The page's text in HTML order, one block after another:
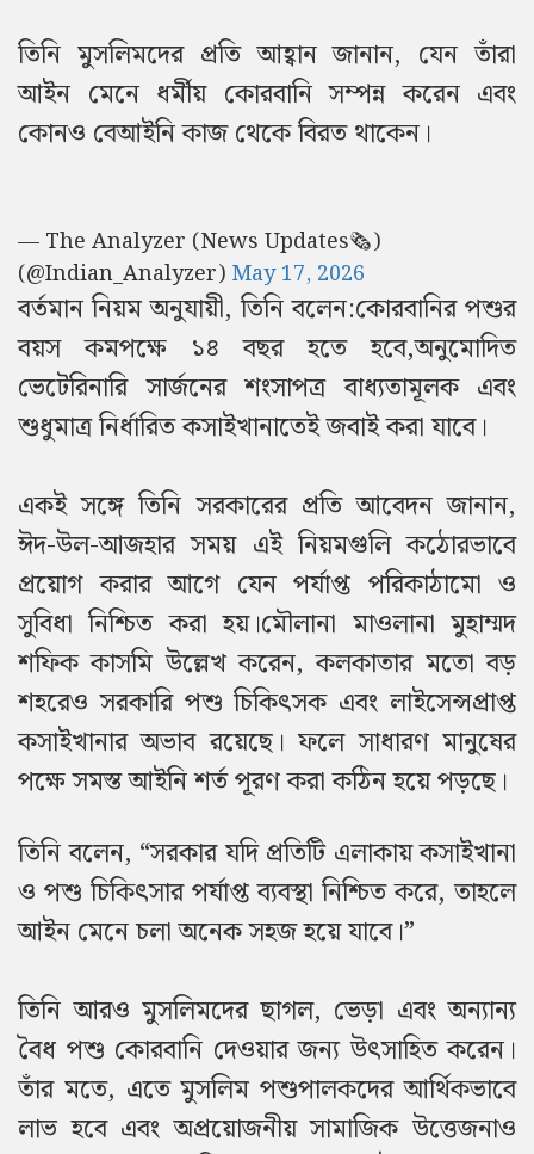
তিনি মুসলিমদের প্রতি আহ্বান জানান, যেন তাঁরা
আইন মেনে ধর্মীয় কোরবানি সম্পন্ন করেন এবং
কোনও বেআইনি কাজ থেকে বিরত থাকেন।
— The Analyzer (News Updates🗞️)
(@Indian_Analyzer) May 17, 2026
বর্তমান নিয়ম অনুযায়ী, তিনি বলেন:কোরবানির পশুর
বয়স কমপক্ষে ১৪ বছর হতে হবে,অনুমোদিত
ভেটেরিনারি সার্জনের শংসাপত্র বাধ্যতামূলক এবং
শুধুমাত্র নির্ধারিত কসাইখানাতেই জবাই করা যাবে।
একই সঙ্গে তিনি সরকারের প্রতি আবেদন জানান,
ঈদ-উল-আজহার সময় এই নিয়মগুলি কঠোরভাবে
প্রয়োগ করার আগে যেন পর্যাপ্ত পরিকাঠামো ও
সুবিধা নিশ্চিত করা হয়।মৌলানা মাওলানা মুহাম্মদ
শফিক কাসমি উল্লেখ করেন, কলকাতার মতো বড়
শহরেও সরকারি পশু চিকিৎসক এবং লাইসেন্সপ্রাপ্ত
কসাইখানার অভাব রয়েছে। ফলে সাধারণ মানুষের
পক্ষে সমস্ত আইনি শর্ত পূরণ করা কঠিন হয়ে পড়ছে।
তিনি বলেন, “সরকার যদি প্রতিটি এলাকায় কসাইখানা
ও পশু চিকিৎসার পর্যাপ্ত ব্যবস্থা নিশ্চিত করে, তাহলে
আইন মেনে চলা অনেক সহজ হয়ে যাবে।”
তিনি আরও মুসলিমদের ছাগল, ভেড়া এবং অন্যান্য
বৈধ পশু কোরবানি দেওয়ার জন্য উৎসাহিত করেন।
তাঁর মতে, এতে মুসলিম পশুপালকদের আর্থিকভাবে
লাভ হবে এবং অপ্রয়োজনীয় সামাজিক উত্তেজনাও